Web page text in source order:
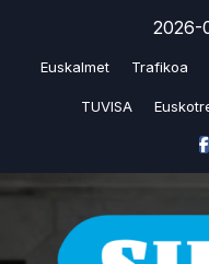
2026-
Euskalmet Trafikoa
TUVISA